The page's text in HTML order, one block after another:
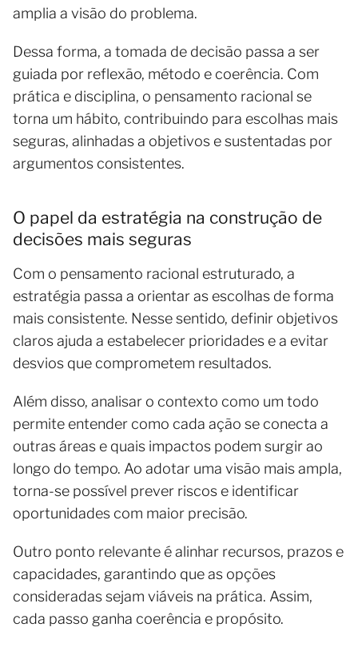
amplia a visão do problema.
Dessa forma, a tomada de decisão passa a ser
guiada por reflexão, método e coerência. Com
prática e disciplina, o pensamento racional se
torna um hábito, contribuindo para escolhas mais
seguras, alinhadas a objetivos e sustentadas por
argumentos consistentes.
O papel da estratégia na construção de
decisões mais seguras
Com o pensamento racional estruturado, a
estratégia passa a orientar as escolhas de forma
mais consistente. Nesse sentido, definir objetivos
claros ajuda a estabelecer prioridades e a evitar
desvios que comprometem resultados.
Além disso, analisar o contexto como um todo
permite entender como cada ação se conecta a
outras áreas e quais impactos podem surgir ao
longo do tempo. Ao adotar uma visão mais ampla,
torna-se possível prever riscos e identificar
oportunidades com maior precisão.
Outro ponto relevante é alinhar recursos, prazos e
capacidades, garantindo que as opções
consideradas sejam viáveis na prática. Assim,
cada passo ganha coerência e propósito.